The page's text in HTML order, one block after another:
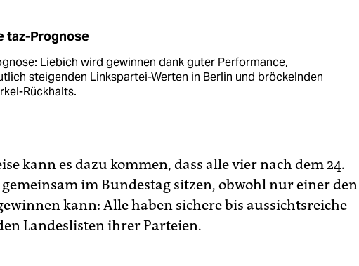
taz-Prognose
Liebich wird gewinnen dank guter Performance,
steigenden Linkspartei-Werten in Berlin und bröckelnden
Rückhalts.
kann es dazu kommen, dass alle vier nach dem 24.
gemeinsam im Bundestag sitzen, obwohl nur einer den
kann: Alle haben sichere bis aussichtsreiche
Landeslisten ihrer Parteien.